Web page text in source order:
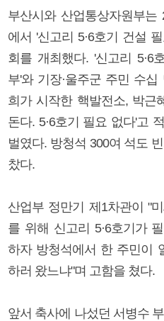
부산시와 산업통상자원부
에서 '신고리 5·6호기 건설
회를 개최했다. '신고리 5·6
부'와 기장·울주군 주민 수
희가 시작한 핵발전소, 박근
돈다. 5·6호기 필요 없다'고
벌였다. 방청석 300여 석도
찼다.
산업부 정만기 제1차관이 "
를 위해 신고리 5·6호기가
하자 방청석에서 한 주민이
하러 왔느냐"며 고함을 쳤다.
앞서 축사에 나섰던 서병수